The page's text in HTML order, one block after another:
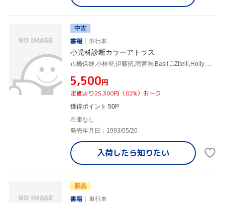
中古
書籍
単行本
小児科診断カラーアトラス
¥5,500円
定価より25,300円（82%）おトク
獲得ポイント 50P
在庫なし
発売年月日：1993/05/20
入荷したら知りたい
新品
書籍
単行本